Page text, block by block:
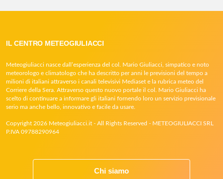
IL CENTRO METEOGIULIACCI
Meteogiuliacci nasce dall’esperienza del col. Mario Giuliacci, simpatico e noto
meteorologo e climatologo che ha descritto per anni le previsioni del tempo a
milioni di italiani attraverso i canali televisivi Mediaset e la rubrica meteo del
Corriere della Sera. Attraverso questo nuovo portale il col. Mario Giuliacci ha
scelto di continuare a informare gli italiani fornendo loro un servizio previsionale
serio ma anche bello, innovativo e facile da usare.
Copyright 2026 Meteogiuliacci.it - All Rights Reserved - METEOGIULIACCI SRL
P.IVA 09788290964
Chi siamo